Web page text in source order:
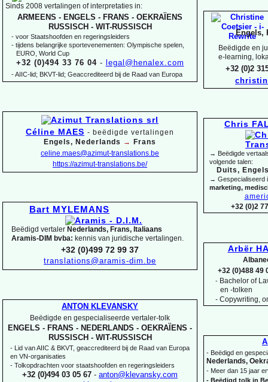
Engels,
Beëdigde en
e- learning,
+32 (0)2
Chris
→ Beëdigde
volgende talen:
Duits,
→ Gespecialiseerd
marketing,
+32 (0)2
Arbër
+32 (0)488 49
- Bachelor of
en -tolken
- Copywriting,
- Beëdigd en
Nederlands,
- Meer dan 15 jaar
- Beëdigd tolk in
Sinds 2008 vertalingen of interpretaties in:
ARMEENS - ENGELS - FRANS - OEKRAÏENS
RUSSISCH -WIT-RUSSISCH
- voor Staatshoofden en regeringsleiders
- tijdens belangrijke sportevenementen: Olympische spelen,
EURO, World Cup
+32 (0)494 33 76 04- legal@henalex.com
-AIIC-lid; BKVT-lid; Geaccrediteerd bij de Raad van Europa
Céline MAES - beëdigde vertalingen
Engels, Nederlands →
Frans
celine.maes@azimut-translations.be
https://azimut-translations.be/
Bart MYLEMANS
Beëdigd vertaler Nederlands, Frans, Italiaans
Aramis-DIM bvba: kennis van juridische vertalingen.
+32 (0)499 72 99 37
translations@aramis-dim.be
ANTON KLEVANSKY
Beëdigde en gespecialiseerde vertaler-tolk
ENGELS - FRANS - NEDERLANDS - OEKRAÏENS -
RUSSISCH -WIT-RUSSISCH
- Lid van AIIC & BKVT, geaccrediteerd bij de Raad van Europa
en VN-organisaties
- Tolkopdrachten voor staatshoofden en regeringsleiders
+32 (0)494 03 05 67 - anton@klevansky.com